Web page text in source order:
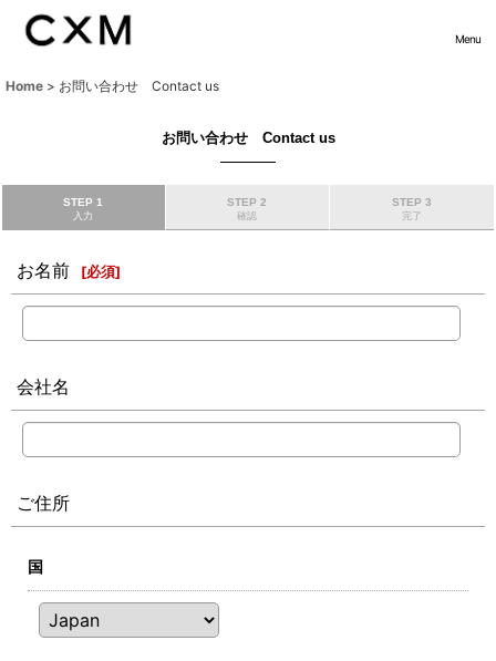
Menu
Home > お問い合わせ Contact us
お問い合わせ Contact us
STEP 1
入力
STEP 2
確認
STEP 3
完了
お名前 [必須]
会社名
ご住所
国